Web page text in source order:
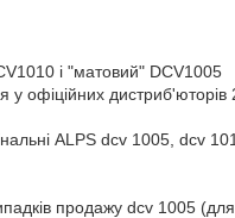
і "матовий" DCV1005
у офіційних дистриб'юторів
ALPS dcv 1005, dcv
продажу dcv 1005 (для